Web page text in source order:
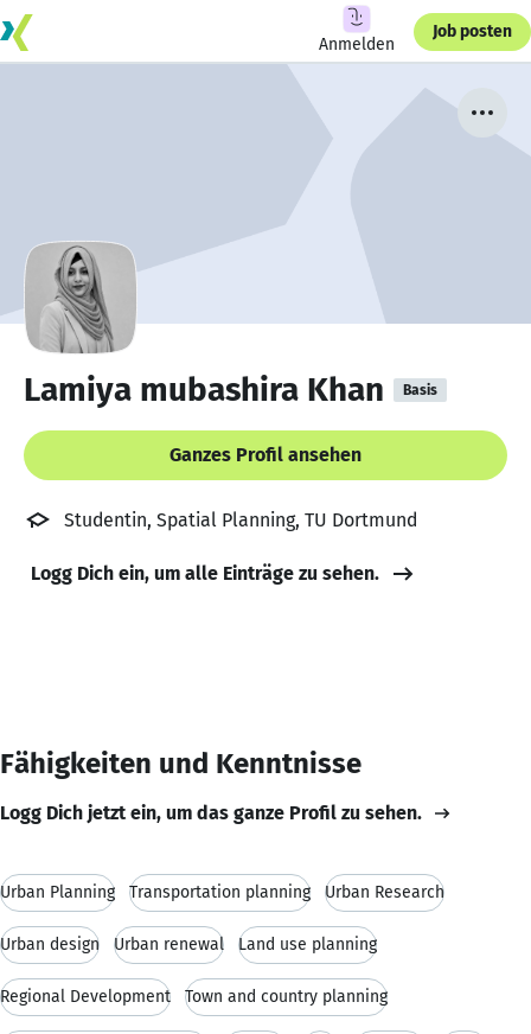
Anmelden
Job posten
Lamiya mubashira Khan Basis
Ganzes Profil ansehen
Studentin, Spatial Planning, TU Dortmund
Logg Dich ein, um alle Einträge zu sehen.
Fähigkeiten und Kenntnisse
Logg Dich jetzt ein, um das ganze Profil zu sehen.
Urban Planning Transportation planning Urban Research
Urban design Urban renewal Land use planning
Regional Development Town and country planning